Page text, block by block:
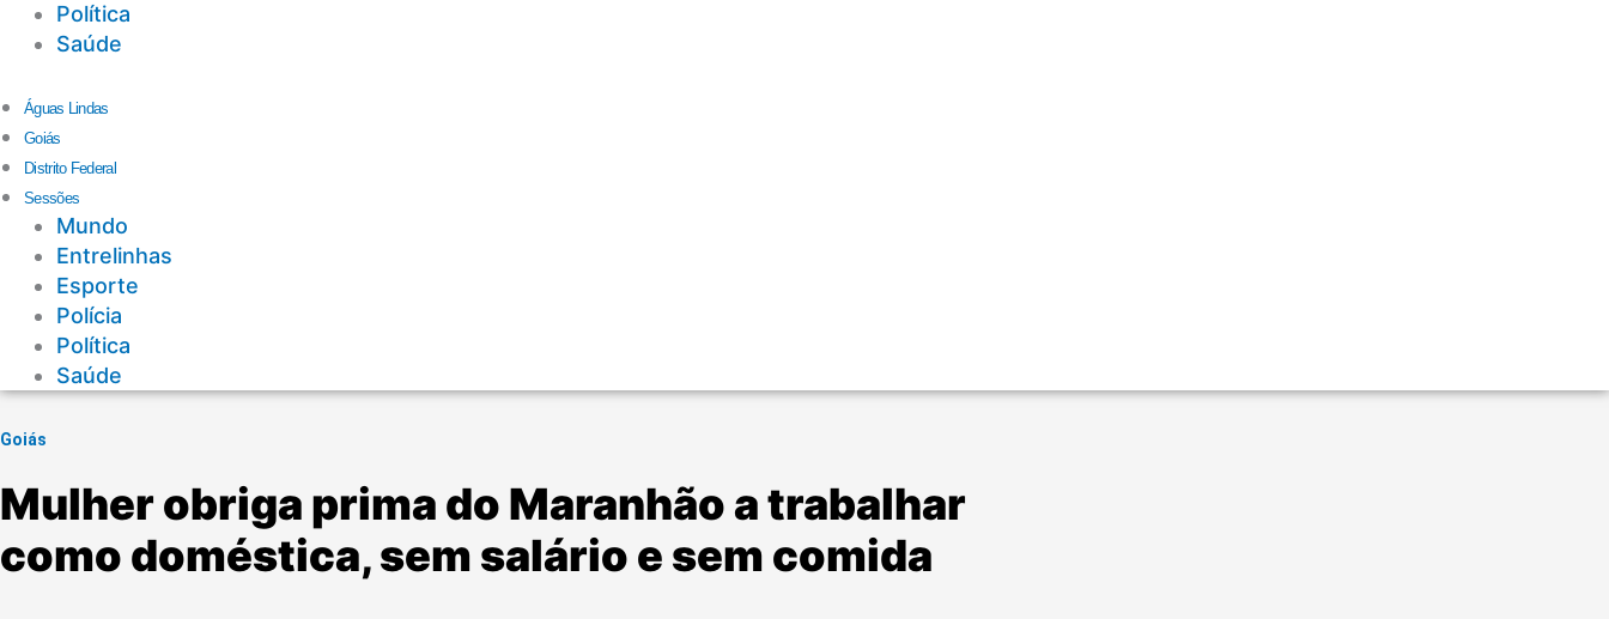
Política
Saúde
Águas Lindas
Goiás
Distrito Federal
Sessões
Mundo
Entrelinhas
Esporte
Polícia
Política
Saúde
Goiás
Mulher obriga prima do Maranhão a trabalhar
como doméstica, sem salário e sem comida